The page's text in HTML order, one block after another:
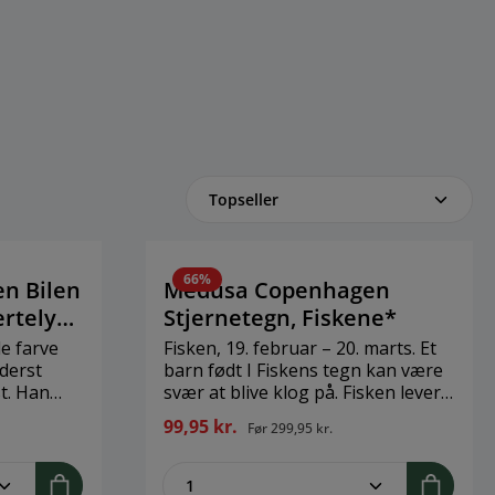
Bilen
farve
Han
stagen,
66%
Medusa Copenhagen
Stjernetegn, Fiskene*
Fisken, 19. februar – 20. marts. Et
barn født I Fiskens tegn kan være
svær at blive klog på. Fisken lever
lidt – som fiskene i havet – i en
anden verden. Et følsomt, intuitivt
og fantasifuldt barn, der har stor
skaberkraft. Design: Medusa
99,95 kr. Før299,95 kr.